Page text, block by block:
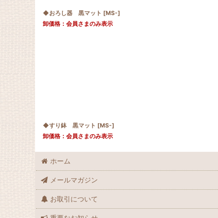
◆おろし器 黒マット [MS-]
卸価格：会員さまのみ表示
◆すり鉢 黒マット [MS-]
卸価格：会員さまのみ表示
ホーム
メールマガジン
お取引について